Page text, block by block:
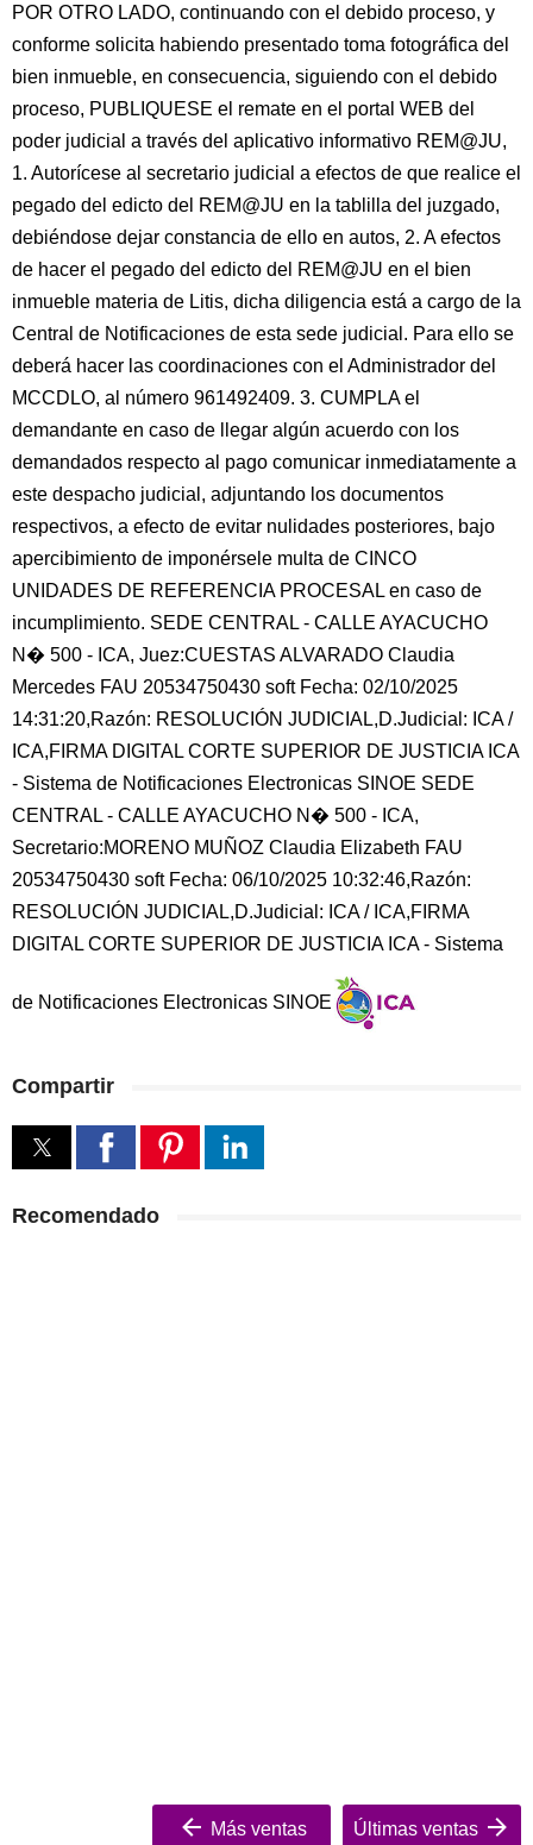
POR OTRO LADO, continuando con el debido proceso, y
conforme solicita habiendo presentado toma fotográfica del
bien inmueble, en consecuencia, siguiendo con el debido
proceso, PUBLIQUESE el remate en el portal WEB del
poder judicial a través del aplicativo informativo REM@JU,
1. Autorícese al secretario judicial a efectos de que realice el
pegado del edicto del REM@JU en la tablilla del juzgado,
debiéndose dejar constancia de ello en autos, 2. A efectos
de hacer el pegado del edicto del REM@JU en el bien
inmueble materia de Litis, dicha diligencia está a cargo de la
Central de Notificaciones de esta sede judicial. Para ello se
deberá hacer las coordinaciones con el Administrador del
MCCDLO, al número 961492409. 3. CUMPLA el
demandante en caso de llegar algún acuerdo con los
demandados respecto al pago comunicar inmediatamente a
este despacho judicial, adjuntando los documentos
respectivos, a efecto de evitar nulidades posteriores, bajo
apercibimiento de imponérsele multa de CINCO
UNIDADES DE REFERENCIA PROCESAL en caso de
incumplimiento. SEDE CENTRAL - CALLE AYACUCHO
N� 500 - ICA, Juez:CUESTAS ALVARADO Claudia
Mercedes FAU 20534750430 soft Fecha: 02/10/2025
14:31:20,Razón: RESOLUCIÓN JUDICIAL,D.Judicial: ICA /
ICA,FIRMA DIGITAL CORTE SUPERIOR DE JUSTICIA ICA
- Sistema de Notificaciones Electronicas SINOE SEDE
CENTRAL - CALLE AYACUCHO N� 500 - ICA,
Secretario:MORENO MUÑOZ Claudia Elizabeth FAU
20534750430 soft Fecha: 06/10/2025 10:32:46,Razón:
RESOLUCIÓN JUDICIAL,D.Judicial: ICA / ICA,FIRMA
DIGITAL CORTE SUPERIOR DE JUSTICIA ICA - Sistema
de Notificaciones Electronicas SINOE
Compartir
Recomendado
Más ventas Últimas ventas